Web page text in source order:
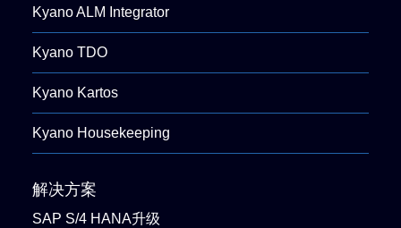
Kyano ALM Integrator
Kyano TDO
Kyano Kartos
Kyano Housekeeping
解决方案
SAP S/4 HANA升级